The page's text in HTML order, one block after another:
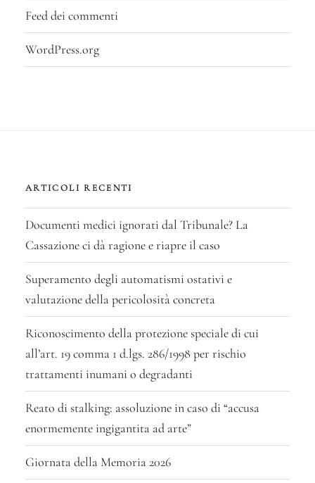
Feed dei commenti
WordPress.org
ARTICOLI RECENTI
Documenti medici ignorati dal Tribunale? La
Cassazione ci dà ragione e riapre il caso
Superamento degli automatismi ostativi e
valutazione della pericolosità concreta
Riconoscimento della protezione speciale di cui
all’art. 19 comma 1 d.lgs. 286/1998 per rischio
trattamenti inumani o degradanti
Reato di stalking: assoluzione in caso di “accusa
enormemente ingigantita ad arte”
Giornata della Memoria 2026